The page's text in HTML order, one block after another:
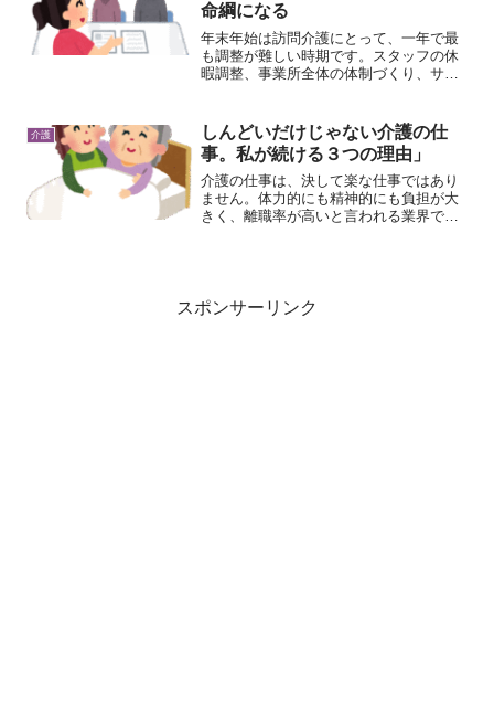
命綱になる
年末年始は訪問介護にとって、一年で最
も調整が難しい時期です。スタッフの休
暇調整、事業所全体の体制づくり、サー
生活されている利用者さん。普段はデイ
サービスに通うことで“...
介護
しんどいだけじゃない介護の仕
事。私が続ける３つの理由」
介護の仕事は、決して楽な仕事ではあり
ません。体力的にも精神的にも負担が大
きく、離職率が高いと言われる業界で
スポンサーリンク